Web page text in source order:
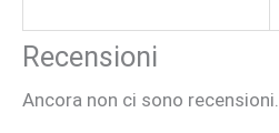
Recensioni
Ancora non ci sono recensioni.